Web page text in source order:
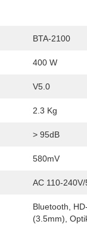
BTA-2100
400 W
V5.0
2.3 Kg
> 95dB
580mV
AC 110-
Bluetooth,
(3.5mm),